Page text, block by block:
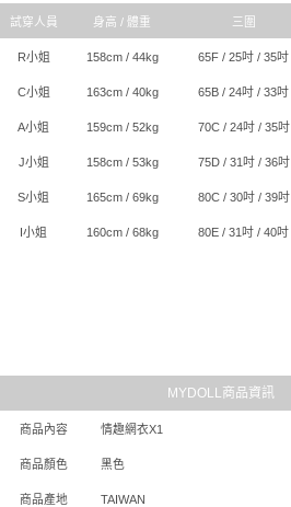
試穿人員 身高 / 體重 三圍
R小姐 158cm / 44kg 65F / 25吋 / 35吋
C小姐 163cm / 40kg 65B / 24吋 / 33吋
A小姐 159cm / 52kg 70C / 24吋 / 35吋
J小姐 158cm / 53kg 75D / 31吋 / 36吋
S小姐 165cm / 69kg 80C / 30吋 / 39吋
I小姐 160cm / 68kg 80E / 31吋 / 40吋
MYDOLL商品資訊
商品內容 情趣網衣X1
商品顏色 黑色
商品產地 TAIWAN